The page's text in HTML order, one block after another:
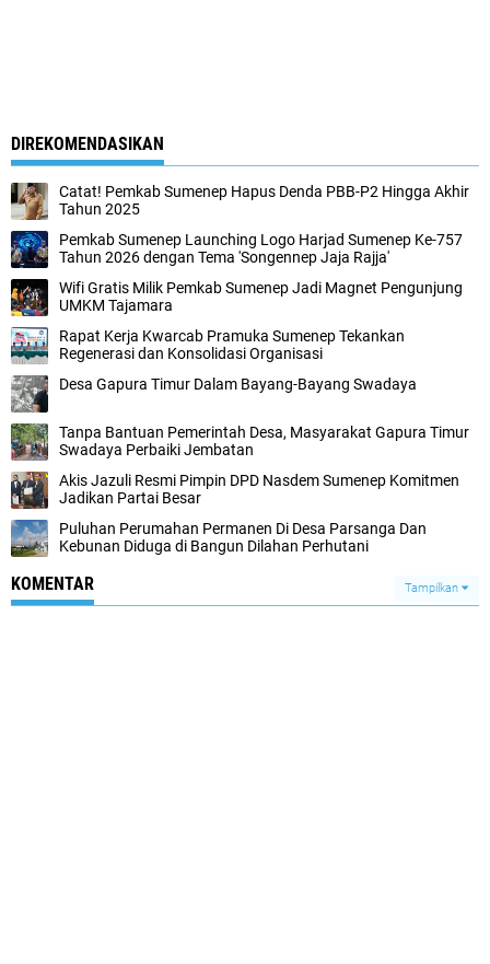
DIREKOMENDASIKAN
Catat! Pemkab Sumenep Hapus Denda PBB-P2 Hingga Akhir
Tahun 2025
Pemkab Sumenep Launching Logo Harjad Sumenep Ke-757
Tahun 2026 dengan Tema 'Songennep Jaja Rajja'
Wifi Gratis Milik Pemkab Sumenep Jadi Magnet Pengunjung
UMKM Tajamara
Rapat Kerja Kwarcab Pramuka Sumenep Tekankan
Regenerasi dan Konsolidasi Organisasi
Desa Gapura Timur Dalam Bayang-Bayang Swadaya
Tanpa Bantuan Pemerintah Desa, Masyarakat Gapura Timur
Swadaya Perbaiki Jembatan
Akis Jazuli Resmi Pimpin DPD Nasdem Sumenep Komitmen
Jadikan Partai Besar
Puluhan Perumahan Permanen Di Desa Parsanga Dan
Kebunan Diduga di Bangun Dilahan Perhutani
KOMENTAR Tampilkan